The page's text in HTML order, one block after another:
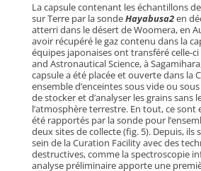
La capsule contenant les échantillons
sur Terre par la sondeHayabusa2en
atterri dans le désert de Woomera, en
avoir récupéré le gaz contenu dans la
équipes japonaises ont transféré celle-ci
and Astronautical Science, à
capsule a été placée et ouverte dans la
ensemble d’enceintes sous vide ou
de stocker et d’analyser les grains sans
l’atmosphère terrestre. En tout, ce sont
été rapportés par la sonde pour
deux sites de collecte (fig. 5). Depuis, ils
sein de la Curation Facility avec des
destructives, comme la spectroscopie
analyse préliminaire apporte une